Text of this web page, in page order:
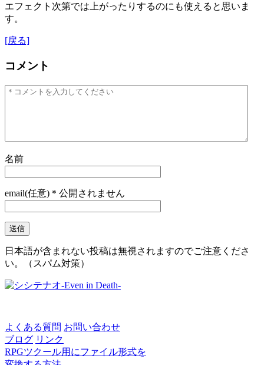
エフェクト次第では上がったりするのにも使えると思いま
す。
[戻る]
コメント
名前
email(任意)＊公開されません
日本語が含まれない投稿は無視されますのでご注意くださ
い。（スパム対策）
よくある質問 お問い合わせ
ブログ リンク
RPGツクール用にファイル形式を